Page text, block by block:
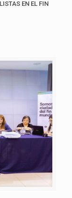
EN EL FIN